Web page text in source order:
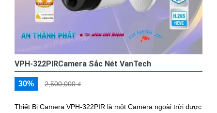
VPH-322PIRCamera Sắc Nét VanTech
30% 2,500,000 ₫
Thiết Bị Camera VPH-322PIR là một Camera ngoài trời được